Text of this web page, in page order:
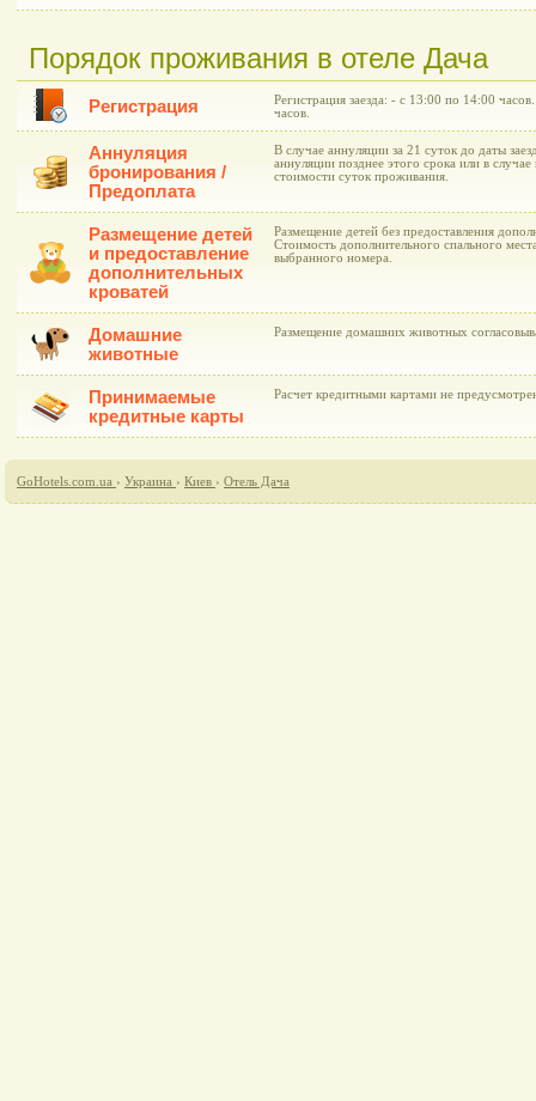
Порядок проживания в отеле Дача
Регистрация
Регистрация заезда: - с 13:00 по 14:00
часов.
Аннуляция
бронирования /
Предоплата
В случае аннуляции за 21 суток до даты
аннуляции позднее этого срока или в случае
стоимости суток проживания.
Размещение детей
и предоставление
дополнительных
кроватей
Размещение детей без предоставления
Стоимость дополнительного спального
выбранного номера.
Домашние
животные
Размещение домашних животных
Принимаемые
кредитные карты
Расчет кредитными картами не
GoHotels.com.ua › Украина › Киев › Отель Дача